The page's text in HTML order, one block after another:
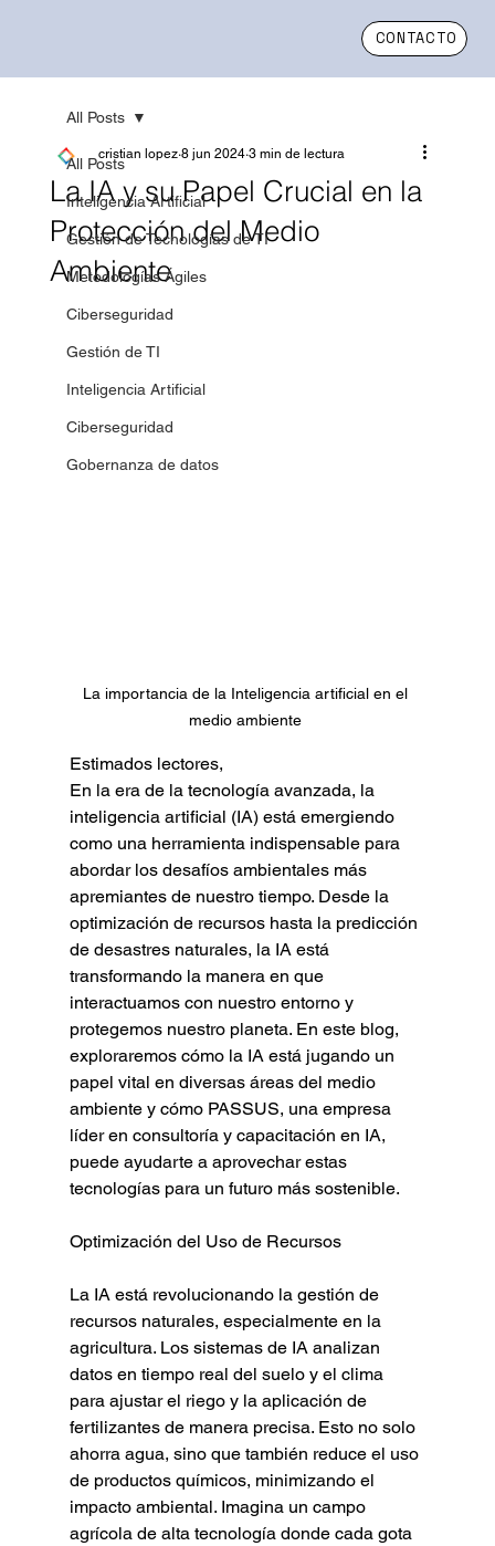
CONTACTO
All Posts
Inteligencia Artificial
Gestión de Tecnologías de TI
Metodologías Ágiles
Ciberseguridad
Gestión de TI
Inteligencia Artificial
Ciberseguridad
Gobernanza de datos
All Posts
La IA y su Papel Crucial en la
Protección del Medio
Ambiente
cristian lopez 8 jun 2024 3 min de lectura
La importancia de la Inteligencia artificial en el
medio ambiente
Estimados lectores,
En la era de la tecnología avanzada, la
inteligencia artificial (IA) está emergiendo
como una herramienta indispensable para
abordar los desafíos ambientales más
apremiantes de nuestro tiempo. Desde la
optimización de recursos hasta la predicción
de desastres naturales, la IA está
transformando la manera en que
interactuamos con nuestro entorno y
protegemos nuestro planeta. En este blog,
exploraremos cómo la IA está jugando un
papel vital en diversas áreas del medio
ambiente y cómo PASSUS, una empresa
líder en consultoría y capacitación en IA,
puede ayudarte a aprovechar estas
tecnologías para un futuro más sostenible.
Optimización del Uso de Recursos
La IA está revolucionando la gestión de
recursos naturales, especialmente en la
agricultura. Los sistemas de IA analizan
datos en tiempo real del suelo y el clima
para ajustar el riego y la aplicación de
fertilizantes de manera precisa. Esto no solo
ahorra agua, sino que también reduce el uso
de productos químicos, minimizando el
impacto ambiental. Imagina un campo
agrícola de alta tecnología donde cada gota